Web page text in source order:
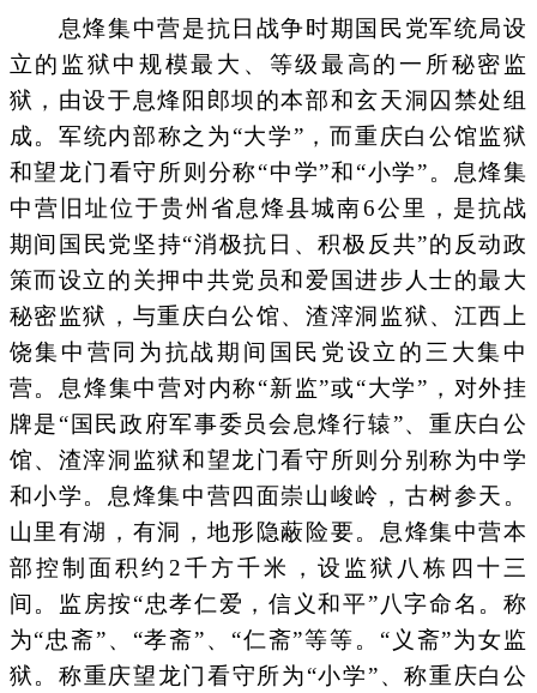
息烽集中营是抗日战争时期国民党军统局设
立的监狱中规模最大、等级最高的一所秘密监
狱，由设于息烽阳郎坝的本部和玄天洞囚禁处组
成。军统内部称之为“大学”，而重庆白公馆监狱
和望龙门看守所则分称“中学”和“小学”。息烽集
中营旧址位于贵州省息烽县城南6公里，是抗战
期间国民党坚持“消极抗日、积极反共”的反动政
策而设立的关押中共党员和爱国进步人士的最大
秘密监狱，与重庆白公馆、渣滓洞监狱、江西上
饶集中营同为抗战期间国民党设立的三大集中
营。息烽集中营对内称“新监”或“大学”，对外挂
牌是“国民政府军事委员会息烽行辕”、重庆白公
馆、渣滓洞监狱和望龙门看守所则分别称为中学
和小学。息烽集中营四面崇山峻岭，古树参天。
山里有湖，有洞，地形隐蔽险要。息烽集中营本
部控制面积约2千方千米，设监狱八栋四十三
间。监房按“忠孝仁爱，信义和平”八字命名。称
为“忠斋”、“孝斋”、“仁斋”等等。“义斋”为女监
狱。称重庆望龙门看守所为“小学”、称重庆白公